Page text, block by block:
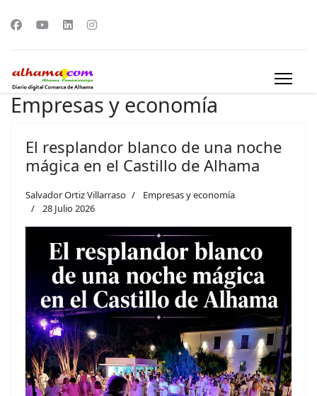
Empresas y economía
El resplandor blanco de una noche
mágica en el Castillo de Alhama
Salvador Ortiz Villarraso
Empresas y economía
28 Julio 2026